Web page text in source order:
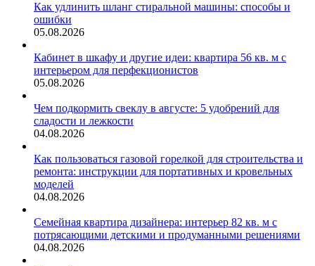
Как удлинить шланг стиральной машины: способы и
ошибки
05.08.2026
Кабинет в шкафу и другие идеи: квартира 56 кв. м с
интерьером для перфекционистов
05.08.2026
Чем подкормить свеклу в августе: 5 удобрений для
сладости и лежкости
04.08.2026
Как пользоваться газовой горелкой для строительства и
ремонта: инструкции для портативных и кровельных
моделей
04.08.2026
Семейная квартира дизайнера: интерьер 82 кв. м с
потрясающими детскими и продуманными решениями
04.08.2026